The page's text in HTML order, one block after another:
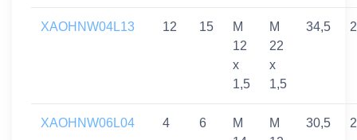
XAOHNW04L13 12 15
M
12
x
1,5
M
22
x
1,5
34,5
XAOHNW06L04 4 6
M
M
30,5